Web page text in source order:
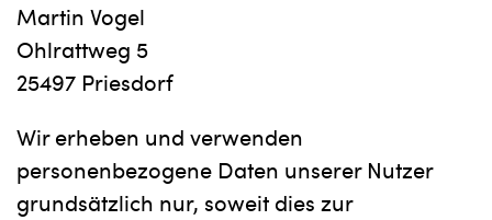
Martin Vogel
Ohlrattweg 5
25497 Priesdorf
Wir erheben und verwenden
personenbezogene Daten unserer Nutzer
grundsätzlich nur, soweit dies zur